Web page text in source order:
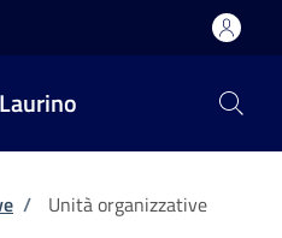
/ Unità organizzative